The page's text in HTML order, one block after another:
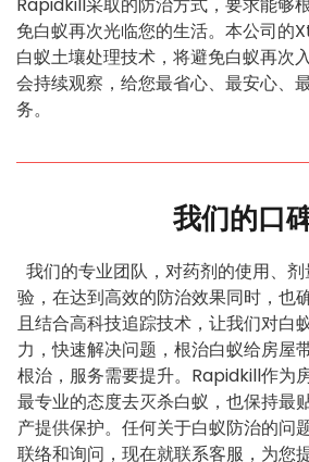
免白蚁再次光临您的生活。本公司的
白蚁土壤处理技术，将避免白蚁再次
会持续观察，给您最省心、最安心、
务。
我们的口
我们的专业团队，对药剂的使用、
验，在达到高效的防治效果同时，也
且结合高科技追踪技术，让我们对白
力，快速解决问题，根治白蚁给房屋
根治，服务需要提升。Rapidkill作为
最专业的态度去灭杀白蚁，也保持最
产提供保护。任何关于白蚁防治的问
联络和询问，现在就联系客服，为您